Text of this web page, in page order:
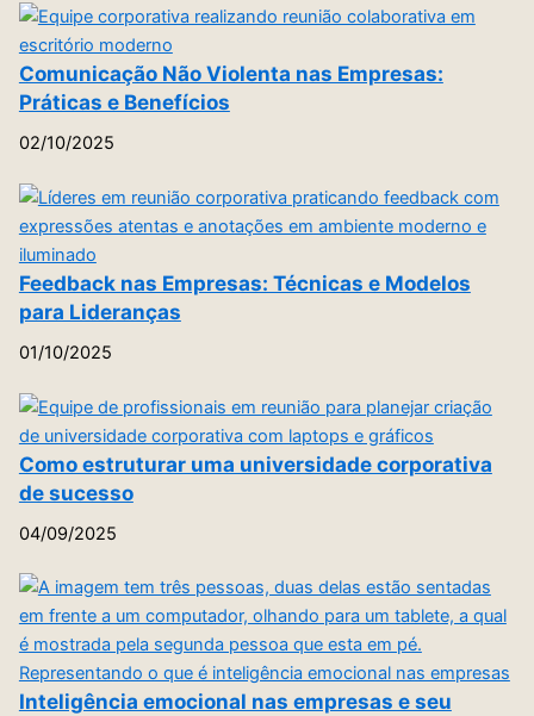
Comunicação Não Violenta nas Empresas:
Práticas e Benefícios
02/10/2025
Feedback nas Empresas: Técnicas e Modelos
para Lideranças
01/10/2025
Como estruturar uma universidade corporativa
de sucesso
04/09/2025
Inteligência emocional nas empresas e seu